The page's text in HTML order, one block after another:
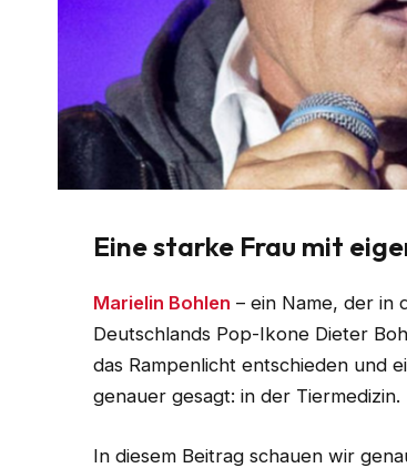
Eine starke Frau mit
Marielin Bohlen – ein Name, der in
Deutschlands Pop-Ikone Dieter
das Rampenlicht entschieden und
genauer gesagt: in der Tiermedizin.
In diesem Beitrag schauen wir